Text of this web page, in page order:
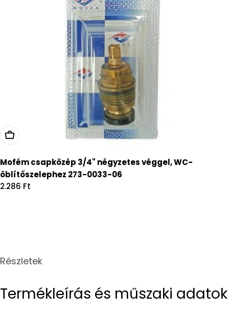
Kosárba
Mofém csapközép 3/4" négyzetes véggel, WC-
öblítőszelephez 273-0033-06
Regular
2.286 Ft
Részletek
Termékleírás és műszaki adatok